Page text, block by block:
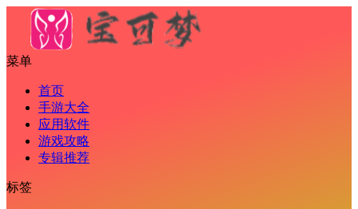
菜单
首页
手游大全
应用软件
游戏攻略
专辑推荐
标签